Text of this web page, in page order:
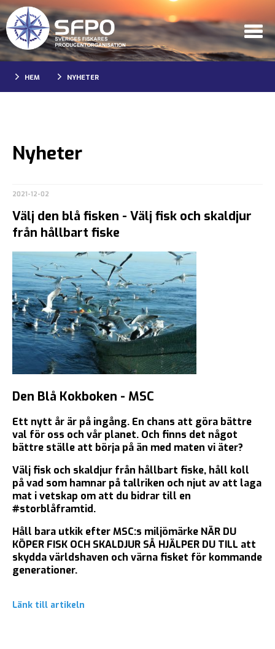
HEM NYHETER
Nyheter
2021-12-02
Välj den blå fisken - Välj fisk och skaldjur
från hållbart fiske
Den Blå Kokboken - MSC
Ett nytt år är på ingång. En chans att göra bättre
val för oss och vår planet. Och finns det något
bättre ställe att börja på än med maten vi äter?
Välj fisk och skaldjur från hållbart fiske, håll koll
på vad som hamnar på tallriken och njut av att laga
mat i vetskap om att du bidrar till en
#storblåframtid.
Håll bara utkik efter MSC:s miljömärke NÄR DU
KÖPER FISK OCH SKALDJUR SÅ HJÄLPER DU TILL att
skydda världshaven och värna fisket för kommande
generationer.
Länk till artikeln